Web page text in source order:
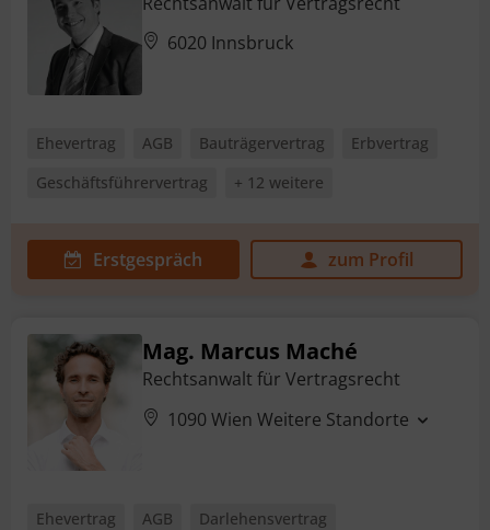
6020 Innsbruck
Ehevertrag AGB Bauträgervertrag
Erbvertrag
Geschäftsführervertrag
+ 12 weitere
Erstgespräch zum Profil
Mag. Marcus Maché
Rechtsanwalt für Vertragsrecht
1090 Wien Weitere Standorte
Ehevertrag AGB
Darlehensvertrag